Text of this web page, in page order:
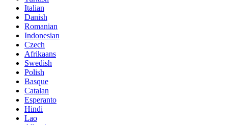
Italian
Danish
Romanian
Indonesian
Czech
Afrikaans
Swedish
Polish
Basque
Catalan
Esperanto
Hindi
Lao